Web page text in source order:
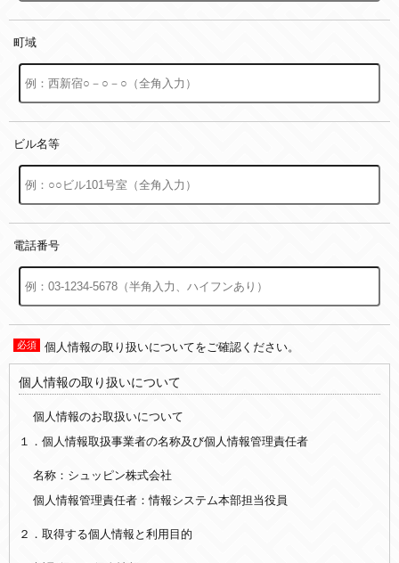
町域
ビル名等
電話番号
個人情報の取り扱いについてをご確認ください。
個人情報の取り扱いについて
個人情報のお取扱いについて
１．個人情報取扱事業者の名称及び個人情報管理責任者
名称：シュッピン株式会社
個人情報管理責任者：情報システム本部担当役員
２．取得する個人情報と利用目的